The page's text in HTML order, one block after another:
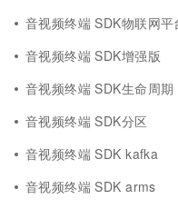
音视频终端 SDK物联网平
音视频终端 SDK增强版
音视频终端 SDK生命周期
音视频终端 SDK分区
音视频终端 SDK kafka
音视频终端 SDK arms